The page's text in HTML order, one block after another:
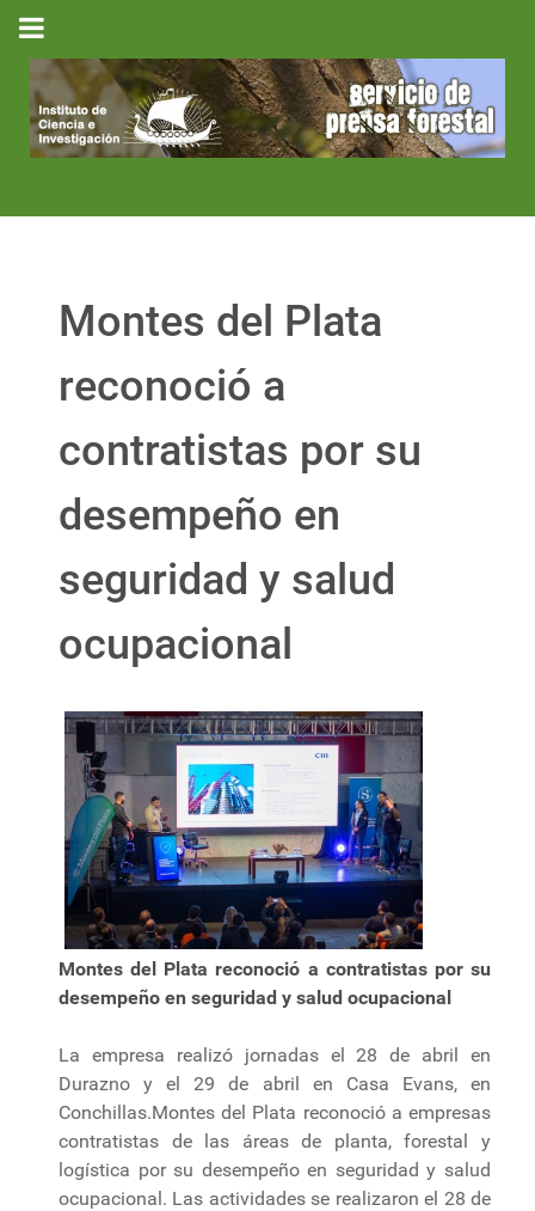
Montes del Plata
reconoció a
contratistas por su
desempeño en
seguridad y salud
ocupacional
Montes del Plata reconoció a contratistas por su
desempeño en seguridad y salud ocupacional
La empresa realizó jornadas el 28 de abril en
Durazno y el 29 de abril en Casa Evans, en
Conchillas.Montes del Plata reconoció a empresas
contratistas de las áreas de planta, forestal y
logística por su desempeño en seguridad y salud
ocupacional. Las actividades se realizaron el 28 de